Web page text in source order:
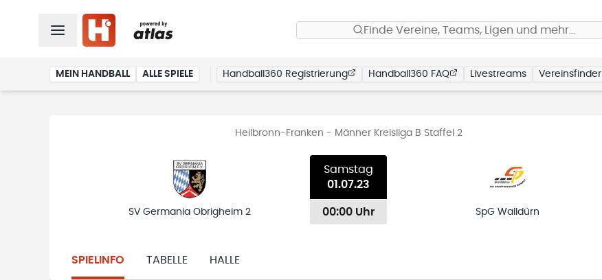
Finde Vereine, Teams, Ligen und mehr…
MEIN HANDBALL ALLE SPIELE Handball360 Registrierung Handball360 FAQ Livestreams Vereinsfinder
Heilbronn-Franken - Männer Kreisliga B Staffel 2
SV Germania Obrigheim 2
Samstag
01.07.23
00:00 Uhr SpG Walldürn
SPIELINFO TABELLE HALLE